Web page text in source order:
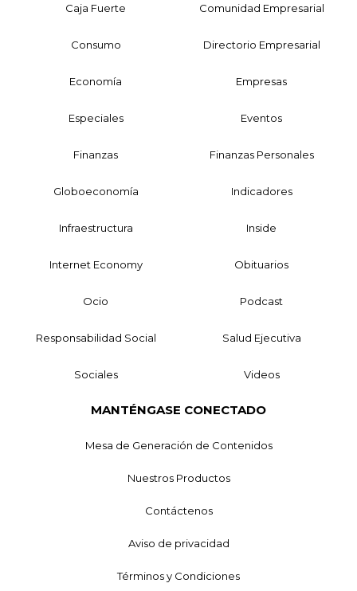
Caja Fuerte Comunidad Empresarial
Consumo Directorio Empresarial
Economía Empresas
Especiales Eventos
Finanzas Finanzas Personales
Globoeconomía Indicadores
Infraestructura Inside
Internet Economy Obituarios
Ocio Podcast
Responsabilidad Social Salud Ejecutiva
Sociales Videos
MANTÉNGASE CONECTADO
Mesa de Generación de Contenidos
Nuestros Productos
Contáctenos
Aviso de privacidad
Términos y Condiciones